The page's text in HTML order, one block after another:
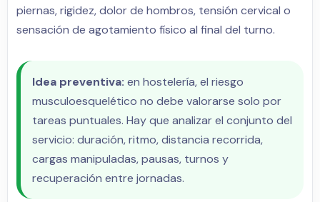
piernas, rigidez, dolor de hombros, tensión cervical o
sensación de agotamiento físico al final del turno.
Idea preventiva: en hostelería, el riesgo
musculoesquelético no debe valorarse solo por
tareas puntuales. Hay que analizar el conjunto del
servicio: duración, ritmo, distancia recorrida,
cargas manipuladas, pausas, turnos y
recuperación entre jornadas.